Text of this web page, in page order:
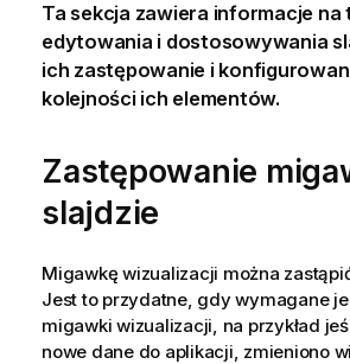
Ta sekcja zawiera informacje na
edytowania i dostosowywania
ich zastępowanie i
kolejności ich elementów.
Zastępowanie
slajdzie
Migawkę wizualizacji można
Jest to przydatne, gdy wymagane
migawki wizualizacji, na przykład
nowe dane do aplikacji, zmieniono